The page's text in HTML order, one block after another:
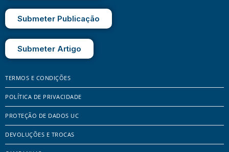
Submeter Publicação
Submeter Artigo
TERMOS E CONDIÇÕES
POLÍTICA DE PRIVACIDADE
PROTEÇÃO DE DADOS UC
DEVOLUÇÕES E TROCAS